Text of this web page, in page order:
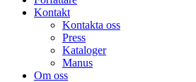
Kontakt
Kontakta oss
Press
Kataloger
Manus
Om oss